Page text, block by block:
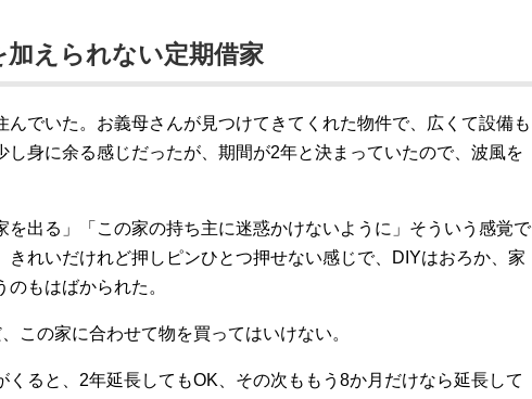
えられない定期借家
んでいた。お義母さんが見つけてきてくれた物件で、広くて設備も
し身に余る感じだったが、期間が2年と決まっていたので、波風を
を出る」「この家の持ち主に迷惑かけないように」そういう感覚で
きれいだけれど押しピンひとつ押せない感じで、DIYはおろか、家
もはばかられた。
この家に合わせて物を買ってはいけない。
くると、2年延長してもOK、その次ももう8か月だけなら延長して